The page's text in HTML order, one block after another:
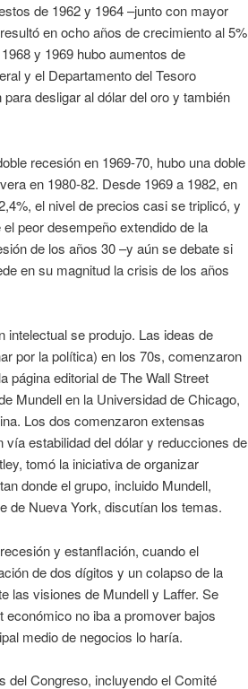
de 1962 y 1964 –junto con mayor
en ocho años de crecimiento al 5%
y 1969 hubo aumentos de
y el Departamento del Tesoro
desligar al dólar del oro y también
recesión en 1969-70, hubo una doble
en 1980-82. Desde 1969 a 1982, en
el nivel de precios casi se triplicó, y
peor desempeño extendido de la
de los años 30 –y aún se debate si
en su magnitud la crisis de los años
intelectual se produjo. Las ideas de
por la política) en los 70s, comenzaron
página editorial de The Wall Street
Mundell en la Universidad de Chicago,
Los dos comenzaron extensas
estabilidad del dólar y reducciones de
tomó la iniciativa de organizar
donde el grupo, incluido Mundell,
de Nueva York, discutían los temas.
y estanflación, cuando el
de dos dígitos y un colapso de la
las visiones de Mundell y Laffer. Se
económico no iba a promover bajos
medio de negocios lo haría.
del Congreso, incluyendo el Comité